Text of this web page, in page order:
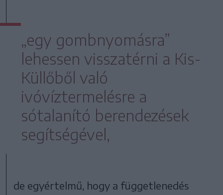
„egy gombnyomásra”
lehessen visszatérni a Kis-
Küllőből való
ivóvíztermelésre a
sótalanító berendezések
segítségével,
de egyértelmű, hogy a függetlenedés